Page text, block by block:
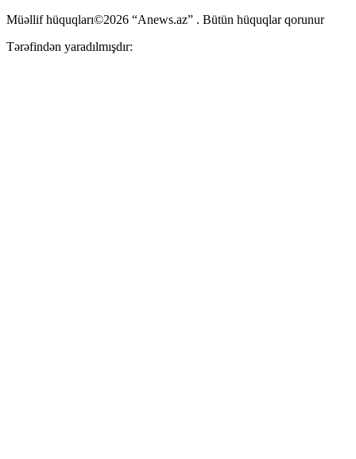
Müəllif hüquqları©2026 “Anews.az” . Bütün hüquqlar qorunur
Tərəfindən yaradılmışdır: